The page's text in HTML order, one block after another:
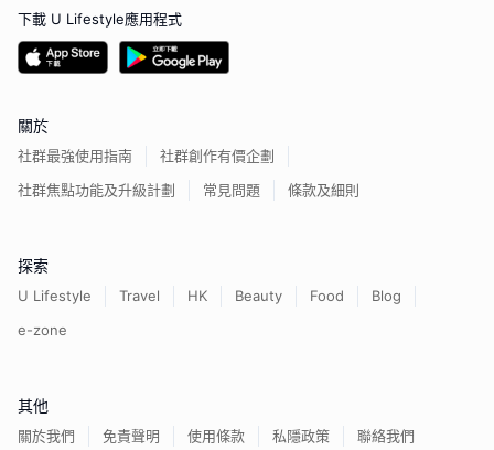
下載 U Lifestyle應用程式
關於
社群最強使用指南
社群創作有價企劃
社群焦點功能及升級計劃
常見問題 條款及細則
探索
U Lifestyle Travel HK Beauty Food
Blog
e-zone
其他
關於我們 免責聲明 使用條款 私隱政策 聯絡我們